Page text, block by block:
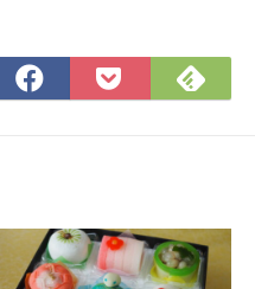
Facebook
で
Pocket
に
で